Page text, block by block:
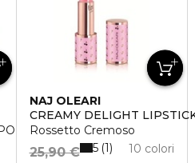
NAJ OLEARI
CREAMY DELIGHT
Rossetto Cremoso
25,90 € 10 colori
5 1